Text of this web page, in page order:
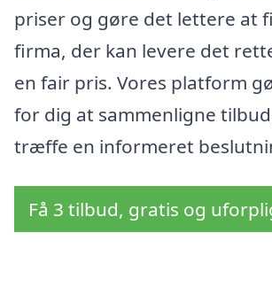
priser og gøre det lettere at
firma, der kan levere det
en fair pris. Vores platform
for dig at sammenligne
træffe en informeret
Få 3 tilbud, gratis og